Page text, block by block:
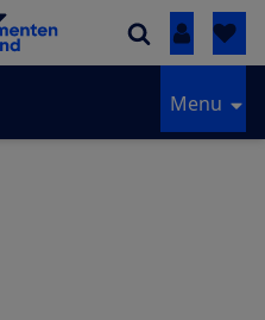
Inloggen
Menu